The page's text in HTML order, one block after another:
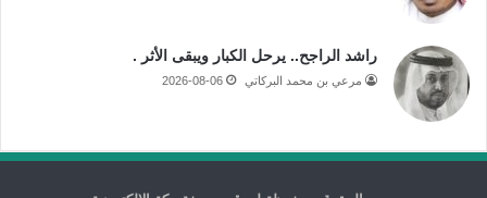
راشد الراجح.. يرحل الكبار ويبقى الأثر .
مرعي بن محمد البركاتي 2026-08-06